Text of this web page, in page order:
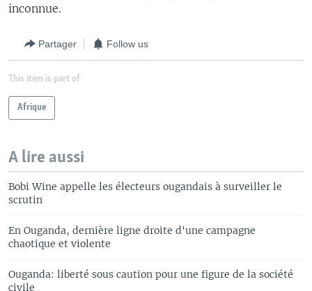
inconnue.
Partager Follow us
This item is part of
Afrique
A lire aussi
Bobi Wine appelle les électeurs ougandais à surveiller le
scrutin
En Ouganda, dernière ligne droite d'une campagne
chaotique et violente
Ouganda: liberté sous caution pour une figure de la société
civile